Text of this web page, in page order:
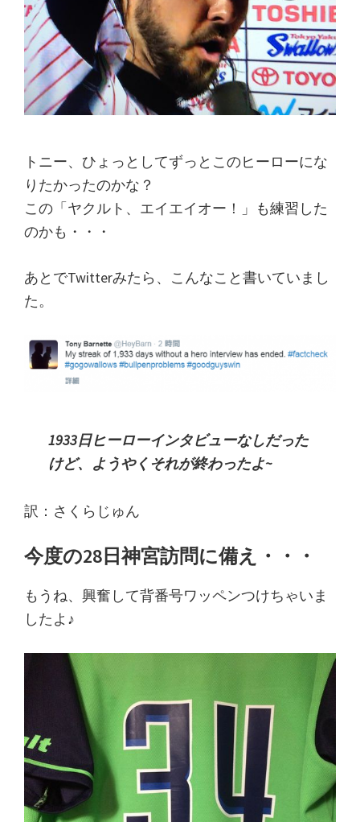
トニー、ひょっとしてずっとこのヒーローにな
りたかったのかな？
この「ヤクルト、エイエイオー！」も練習した
のかも・・・
あとでTwitterみたら、こんなこと書いていまし
た。
1933日ヒーローインタビューなしだった
けど、ようやくそれが終わったよ~
訳：さくらじゅん
今度の28日神宮訪問に備え・・・
もうね、興奮して背番号ワッペンつけちゃいま
したよ♪